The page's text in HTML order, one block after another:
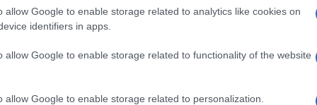
allow Google to enable storage related to analytics like cookies on
identifiers in apps.
allow Google to enable storage related to functionality of the website
allow Google to enable storage related to personalization.
eléctrico de Infiniti
marca de lujo de Nissan está reinventando su futuro y el
de diseño de sus próximos modelos. Una prueba de ello
verse estos días en el centro…